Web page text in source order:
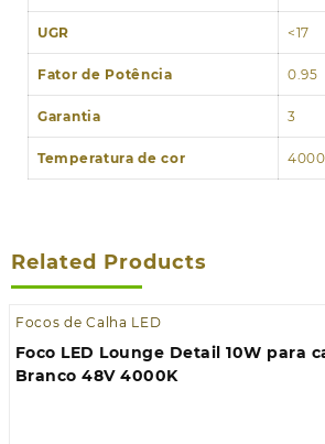
UGR <17
Fator de Potência 0.95
Garantia 3
Temperatura de cor 4000
Related Products
Focos de Calha LED
Foco LED Lounge Detail 10W para
Branco 48V 4000K